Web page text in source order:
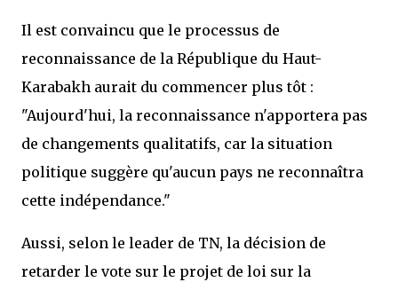
Il est convaincu que le processus de
reconnaissance de la République du Haut-
Karabakh aurait du commencer plus tôt :
"Aujourd'hui, la reconnaissance n'apportera pas
de changements qualitatifs, car la situation
politique suggère qu'aucun pays ne reconnaîtra
cette indépendance."
Aussi, selon le leader de TN, la décision de
retarder le vote sur le projet de loi sur la